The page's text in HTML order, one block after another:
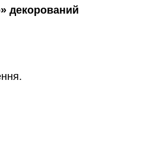
декорований